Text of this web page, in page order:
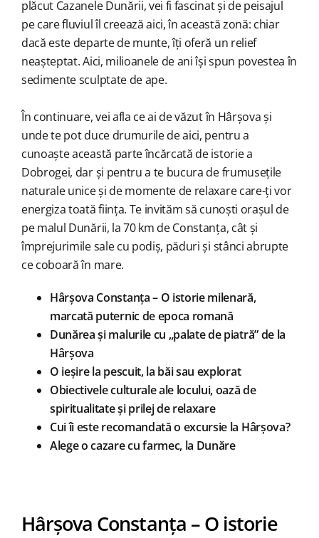
plăcut Cazanele Dunării, vei fi fascinat și de peisajul
pe care fluviul îl creează aici, în această zonă: chiar
dacă este departe de munte, îți oferă un relief
neașteptat. Aici, milioanele de ani își spun povestea în
sedimente sculptate de ape.
În continuare, vei afla ce ai de văzut în Hârșova și
unde te pot duce drumurile de aici, pentru a
cunoaște această parte încărcată de istorie a
Dobrogei, dar și pentru a te bucura de frumusețile
naturale unice și de momente de relaxare care-ți vor
energiza toată ființa. Te invităm să cunoști orașul de
pe malul Dunării, la 70 km de Constanța, cât și
împrejurimile sale cu podiș, păduri și stânci abrupte
ce coboară în mare.
Hârșova Constanța – O istorie milenară,
marcată puternic de epoca romană
Dunărea și malurile cu „palate de piatră” de la
Hârșova
O ieșire la pescuit, la băi sau explorat
Obiectivele culturale ale locului, oază de
spiritualitate și prilej de relaxare
Cui îi este recomandată o excursie la Hârșova?
Alege o cazare cu farmec, la Dunăre
Hârșova Constanța – O istorie